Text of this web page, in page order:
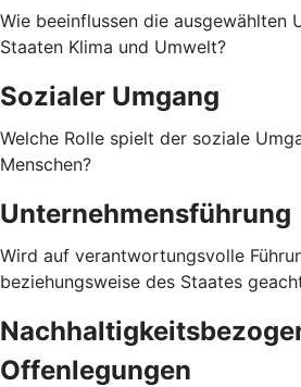
Wie beeinflussen die ausgewählten
Staaten Klima und Umwelt?
Sozialer Umgang
Welche Rolle spielt der soziale
Menschen?
Unternehmensführung
Wird auf verantwortungsvolle
beziehungsweise des Staates
Offenlegungen